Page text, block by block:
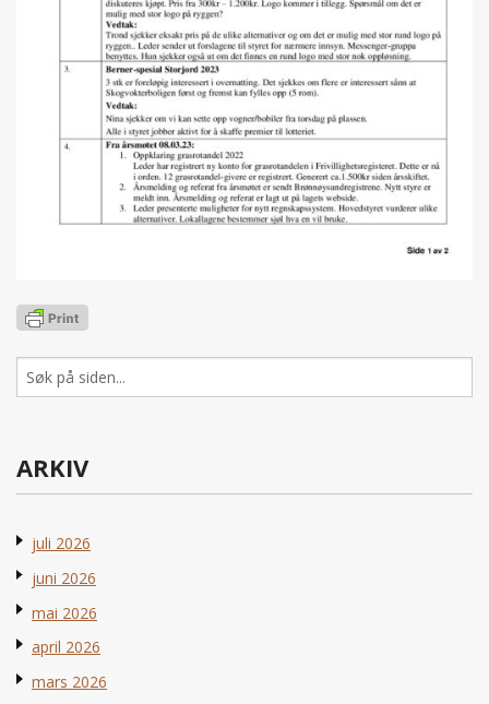
Søk
ARKIV
juli 2026
juni 2026
mai 2026
april 2026
mars 2026